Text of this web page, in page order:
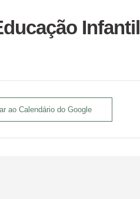
Infantil
ao Calendário do Google